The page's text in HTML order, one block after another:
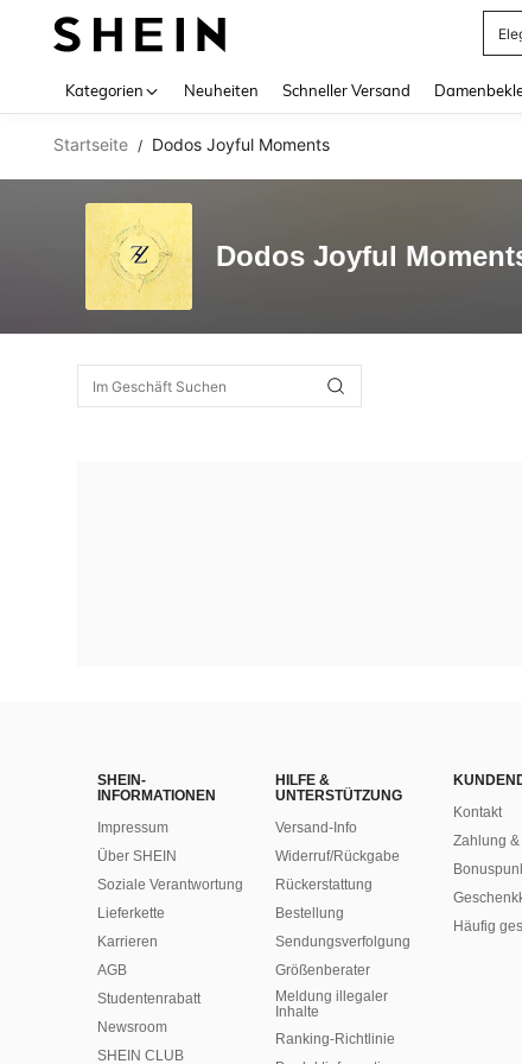
Kategorien Neuheiten Schneller Versand
Startseite / Dodos Joyful Moments
Dodos Joyful
SHEIN-
INFORMATIONEN
Impressum
Über SHEIN
Soziale Verantwortung
Lieferkette
Karrieren
AGB
Studentenrabatt
Newsroom
SHEIN CLUB
HILFE &
UNTERSTÜTZUNG
Versand-Info
Widerruf/Rückgabe
Rückerstattung
Bestellung
Sendungsverfolgung
Größenberater
Meldung illegaler
Inhalte
Ranking-Richtlinie
Kontakt
Zahlung
Häufig